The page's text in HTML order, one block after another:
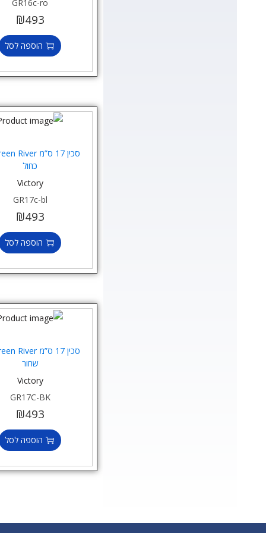
GR16c-ro
₪493
הוספה לסל
כחול
Victory
GR17c-bl
₪493
הוספה לסל
שחור
Victory
GR17C-BK
₪493
הוספה לסל